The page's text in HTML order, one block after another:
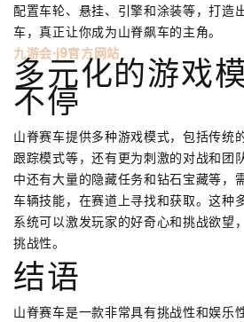
配置车轮、悬挂、引擎和涂装等，打造
车，真正让你成为山脊飙车的主角。
九游会·j9官方网站
多元化的游戏
不停
山脊赛车提供多种游戏模式，包括传统
跟踪模式等，还有更为刺激的对战和团
中还有大量的隐藏任务和钻石宝藏等，
车辆技能，在赛道上寻找和获取。这种
系统可以激发玩家的好奇心和挑战欲望
挑战性。
结语
山脊赛车是一款非常具有挑战性和娱乐